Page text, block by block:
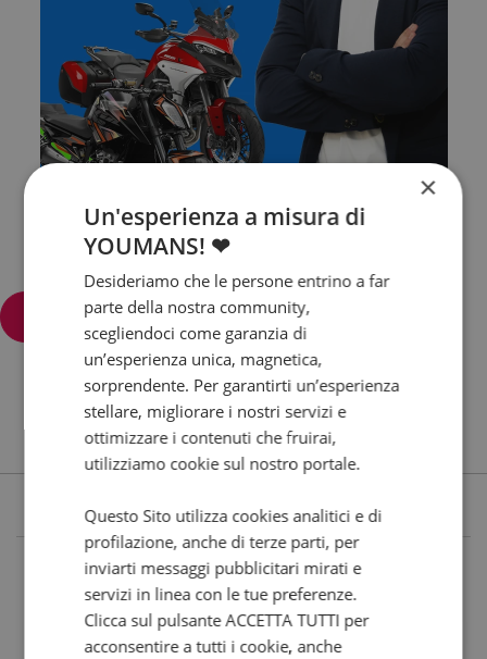
Filtra e ordina
×
Un'esperienza a misura di
YOUMANS! ❤
Desideriamo che le persone entrino a far
parte della nostra community,
scegliendoci come garanzia di
un’esperienza unica, magnetica,
sorprendente. Per garantirti un’esperienza
stellare, migliorare i nostri servizi e
ottimizzare i contenuti che fruirai,
utilizziamo cookie sul nostro portale.
Questo Sito utilizza cookies analitici e di
profilazione, anche di terze parti, per
inviarti messaggi pubblicitari mirati e
servizi in linea con le tue preferenze.
Clicca sul pulsante ACCETTA TUTTI per
acconsentire a tutti i cookie, anche